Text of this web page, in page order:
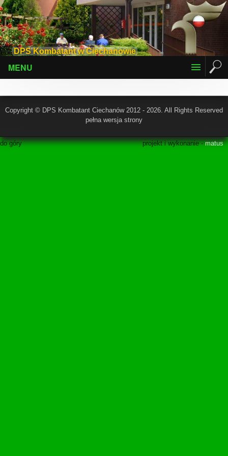
DPS Kombatant w Ciechanowie
MENU
Copyright © DPS Kombatant Ciechanów 2012 - 2026. All Rights Reserved
pełna wersja strony
do góry projekt i wykonanie -matus